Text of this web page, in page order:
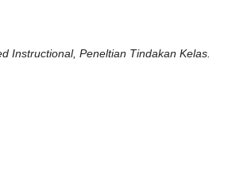
Instructional, Peneltian Tindakan Kelas.